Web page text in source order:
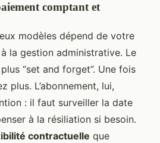
comptant et
modèles dépend de votre
la gestion administrative. Le
“set and forget”. Une fois
plus. L’abonnement, lui,
: il faut surveiller la date
à la résiliation si besoin.
contractuelle que